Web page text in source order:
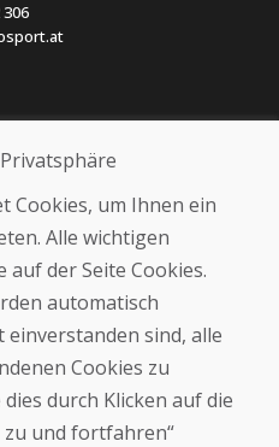
306
Umtausch von Waren
Cookies, um Ihnen ein
Alle wichtigen
der Seite Cookies.
automatisch
einverstanden sind, alle
Cookies zu
durch Klicken auf die
zu und fortfahren“